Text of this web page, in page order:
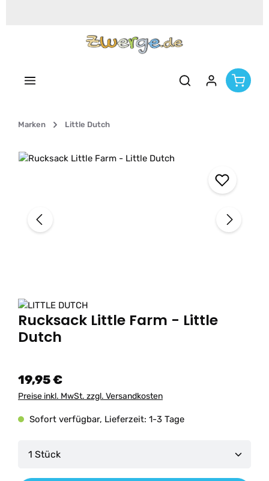
Marken Little Dutch
Bildergalerie überspringen
Rucksack Little Farm - Little
Dutch
19,95 €
Preise inkl. MwSt. zzgl. Versandkosten
Sofort verfügbar, Lieferzeit: 1-3 Tage
Produkt Anzahl: Gib den gewünschten Wert